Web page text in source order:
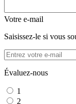
Votre e-mail
Saisissez-le si vous
Évaluez-nous
1
2